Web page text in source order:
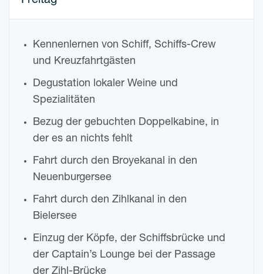
Ken­nen­ler­nen von Schiff, Schiffs-Crew
und Kreuzfahrtgästen
Degus­ta­ti­on loka­ler Weine und
Spezialitäten
Bezug der gebuch­ten Dop­pel­ka­bi­ne, in
der es an nichts fehlt
Fahrt durch den Broye­ka­nal in den
Neuenburgersee
Fahrt durch den Zihl­ka­nal in den
Bielersee
Ein­zug der Köpfe, der Schiffs­brü­cke und
der Captain’s Lounge bei der Pas­sa­ge
der Zihl-Brücke